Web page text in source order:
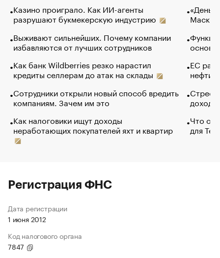
Казино проиграло. Как ИИ-агенты
разрушают букмекерскую индустрию
Выживают сильнейших. Почему компании
избавляются от лучших сотрудников
Как банк Wildberries резко нарастил
кредиты селлерам до атак на склады
Сотрудники открыли новый способ вредить
компаниям. Зачем им это
Как налоговики ищут доходы
неработающих покупателей яхт и квартир
Маск в
основ
ЕС
нефти
Что
для
Регистрация ФНС
Дата регистрации
1 июня 2012
Код налогового органа
7847